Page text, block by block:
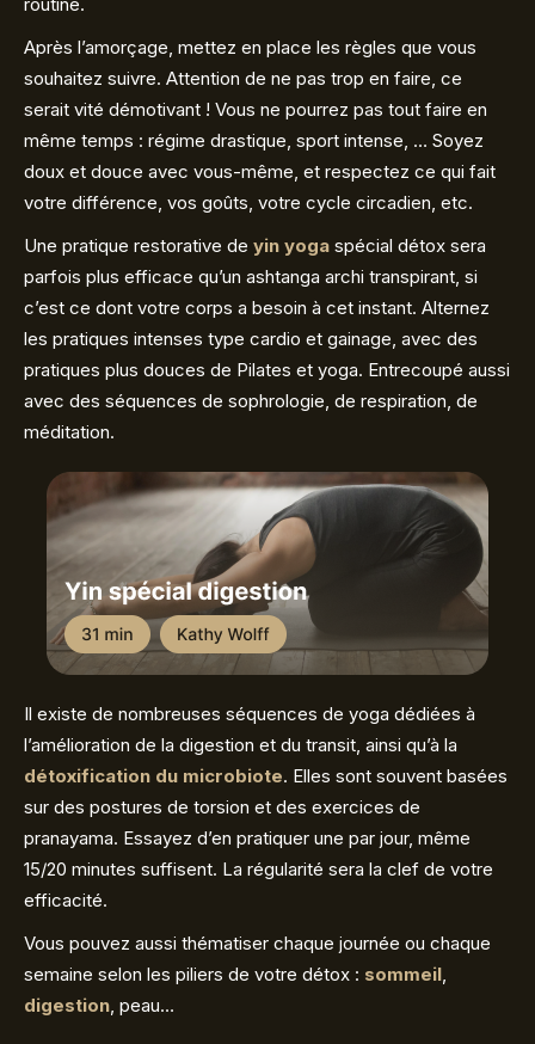
Après l’amorçage, mettez en place les règles que vous
souhaitez suivre. Attention de ne pas trop en faire, ce
serait vité démotivant ! Vous ne pourrez pas tout faire en
même temps : régime drastique, sport intense, … Soyez
doux et douce avec vous-même, et respectez ce qui fait
votre différence, vos goûts, votre cycle circadien, etc.
Une pratique restorative de yin yoga spécial détox sera
parfois plus efficace qu’un ashtanga archi transpirant, si
c’est ce dont votre corps a besoin à cet instant. Alternez
les pratiques intenses type cardio et gainage, avec des
pratiques plus douces de Pilates et yoga. Entrecoupé aussi
avec des séquences de sophrologie, de respiration, de
méditation.
Il existe de nombreuses séquences de yoga dédiées à
l’amélioration de la digestion et du transit, ainsi qu’à la
détoxification du microbiote. Elles sont souvent basées
sur des postures de torsion et des exercices de
pranayama. Essayez d’en pratiquer une par jour, même
15/20 minutes suffisent. La régularité sera la clef de votre
efficacité.
Vous pouvez aussi thématiser chaque journée ou chaque
semaine selon les piliers de votre détox : sommeil,
digestion, peau…